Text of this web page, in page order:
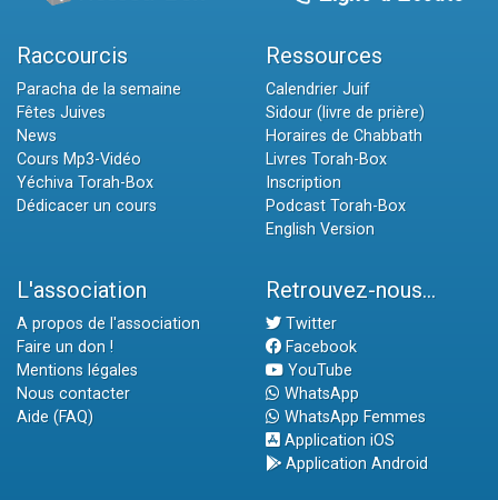
Raccourcis
Paracha de la semaine
Fêtes Juives
News
Cours Mp3-Vidéo
Yéchiva Torah-Box
Dédicacer un cours
Ressources
Calendrier Juif
Sidour (livre de prière)
Horaires de Chabbath
Livres Torah-Box
Inscription
Podcast Torah-Box
English Version
L'association
A propos de l'association
Faire un don !
Mentions légales
Nous contacter
Aide (FAQ)
Retrouvez-nous...
Twitter
Facebook
YouTube
WhatsApp
WhatsApp Femmes
Application iOS
Application Android